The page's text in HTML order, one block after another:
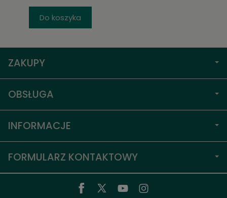
Do koszyka
ZAKUPY
OBSŁUGA
INFORMACJE
FORMULARZ KONTAKTOWY